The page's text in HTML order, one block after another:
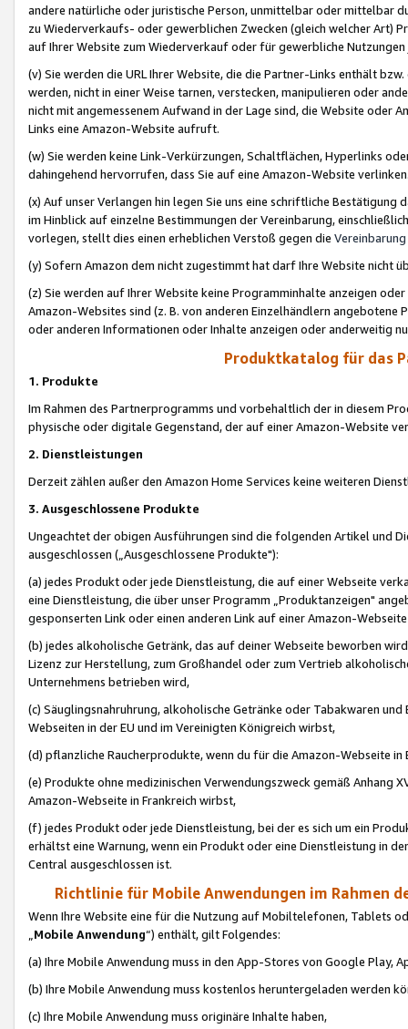
andere natürliche oder juristische Person, unmittelbar oder mittelbar
zu Wiederverkaufs- oder gewerblichen Zwecken (gleich welcher Art)
auf Ihrer Website zum Wiederverkauf oder für gewerbliche
(v) Sie werden die URL Ihrer Website, die die Partner-Links enthält
werden, nicht in einer Weise tarnen, verstecken, manipulieren oder
nicht mit angemessenem Aufwand in der Lage sind, die Website oder
Links eine Amazon-Website aufruft.
(w) Sie werden keine Link-Verkürzungen, Schaltflächen, Hyperlinks
dahingehend hervorrufen, dass Sie auf eine Amazon-Website
(x) Auf unser Verlangen hin legen Sie uns eine schriftliche
im Hinblick auf einzelne Bestimmungen der Vereinbarung,
vorlegen, stellt dies einen erheblichen Verstoß gegen die Vereinbarung
(y) Sofern Amazon dem nicht zugestimmt hat darf Ihre Website nicht
(z) Sie werden auf Ihrer Website keine Programminhalte anzeigen
Amazon-Websites sind (z. B. von anderen Einzelhändlern
oder anderen Informationen oder Inhalte anzeigen oder anderweitig
Produktkatalog für das
1. Produkte
Im Rahmen des Partnerprogramms und vorbehaltlich der in diesem
physische oder digitale Gegenstand, der auf einer Amazon-Website
2. Dienstleistungen
Derzeit zählen außer den Amazon Home Services keine weiteren
3. Ausgeschlossene Produkte
Ungeachtet der obigen Ausführungen sind die folgenden Artikel und
ausgeschlossen („Ausgeschlossene Produkte"):
(a) jedes Produkt oder jede Dienstleistung, die auf einer Webseite
eine Dienstleistung, die über unser Programm „Produktanzeigen"
gesponserten Link oder einen anderen Link auf einer Amazon-
(b) jedes alkoholische Getränk, das auf deiner Webseite beworben
Lizenz zur Herstellung, zum Großhandel oder zum Vertrieb
Unternehmens betrieben wird,
(c) Säuglingsnahruhrung, alkoholische Getränke oder Tabakwaren
Webseiten in der EU und im Vereinigten Königreich wirbst,
(d) pflanzliche Raucherprodukte, wenn du für die Amazon-Webseite in
(e) Produkte ohne medizinischen Verwendungszweck gemäß Anhang
Amazon-Webseite in Frankreich wirbst,
(f) jedes Produkt oder jede Dienstleistung, bei der es sich um ein
erhältst eine Warnung, wenn ein Produkt oder eine Dienstleistung in
Central ausgeschlossen ist.
Richtlinie für Mobile Anwendungen im Rahmen
Wenn Ihre Website eine für die Nutzung auf Mobiltelefonen, Tablets
„Mobile Anwendung“) enthält, gilt Folgendes:
(a) Ihre Mobile Anwendung muss in den App-Stores von Google Play,
(b) Ihre Mobile Anwendung muss kostenlos heruntergeladen werden
(c) Ihre Mobile Anwendung muss originäre Inhalte haben,